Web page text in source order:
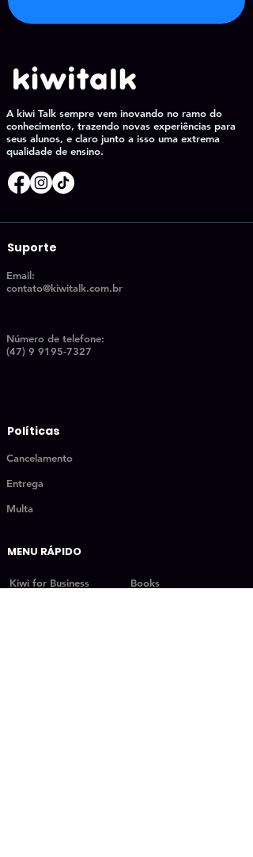
A kiwi Talk sempre vem inovando no ramo do
conhecimento, trazendo novas experiências para
seus alunos, e claro junto a isso uma extrema
qualidade de ensino.
Suporte
Email:
contato@kiwitalk.com.br
Número de telefone:
(47) 9 9195-7327
Políticas
Cancelamento
Entrega
Multa
MENU RÁPIDO
Kiwi for Business Books